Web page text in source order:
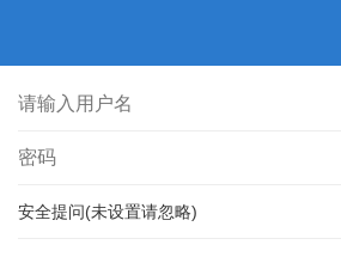
安全提问(未设置请忽略)